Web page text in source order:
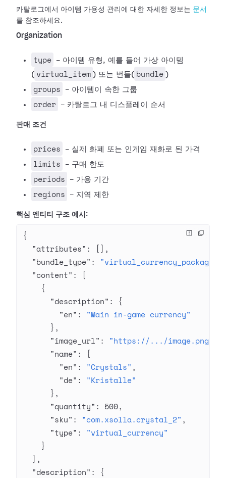
카탈로그에서 아이템 가용성 관리에 대한 자세한 정보는 문서
를 참조하세요.
Organization
type
- 아이템 유형, 예를 들어 가상 아이템
( virtual_item ) 또는 번들( bundle )
groups - 아이템이 속한 그룹
order - 카탈로그 내 디스플레이 순서
판매 조건
prices - 실제 화폐 또는 인게임 재화로 된 가격
limits - 구매 한도
periods - 가용 기간
regions - 지역 제한
핵심 엔티티 구조 예시:
{
  "attributes"
: [],
  "bundle_type"
: "virtual_currency_package"
  "content"
: [
    {
      "description"
: {
        "en"
: "Main in-game currency"
      },
      "image_url"
: "https://.../image.png"
      "name"
: {
        "en"
: "Crystals" ,
        "de"
: "Kristalle"
      },
      "quantity"
: 500,
      "sku"
: "com.xsolla.crystal_2" ,
      "type"
: "virtual_currency"
    }
  ],
  "description"
: {